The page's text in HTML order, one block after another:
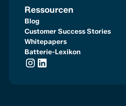
Ressourcen
Blog
Customer Success Stories
Whitepapers
Batterie-Lexikon